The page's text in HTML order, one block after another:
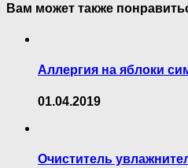
Вам может также
Аллергия на яблоки
01.04.2019
Очиститель